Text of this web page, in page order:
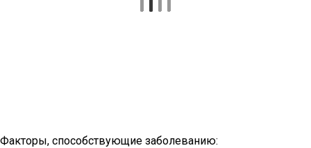
Факторы, способствующие заболеванию: